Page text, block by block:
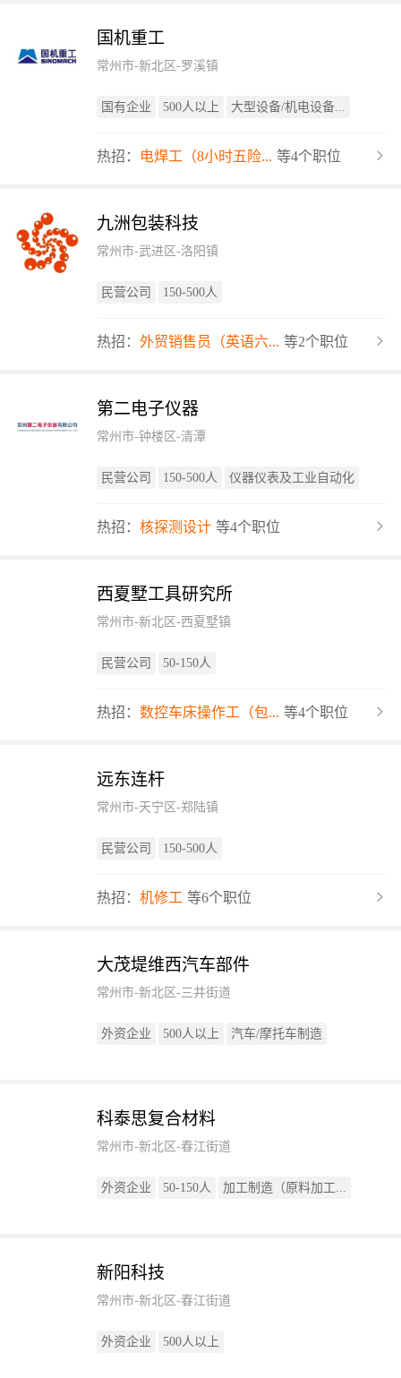
国机重工
常州市-新北区-罗溪镇
国有企业 500人以上 大型设备/机电设备...
热招： 电焊工（8小时五险... 等4个职位
九洲包装科技
常州市-武进区-洛阳镇
民营公司 150-500人
热招： 外贸销售员（英语六... 等2个职位
第二电子仪器
常州市-钟楼区-清潭
民营公司 150-500人 仪器仪表及工业自动化
热招： 核探测设计 等4个职位
西夏墅工具研究所
常州市-新北区-西夏墅镇
民营公司 50-150人
热招： 数控车床操作工（包... 等4个职位
远东连杆
常州市-天宁区-郑陆镇
民营公司 150-500人
热招： 机修工 等6个职位
大茂堤维西汽车部件
常州市-新北区-三井街道
外资企业 500人以上 汽车/摩托车制造
科泰思复合材料
常州市-新北区-春江街道
外资企业 50-150人 加工制造（原料加工...
新阳科技
常州市-新北区-春江街道
外资企业 500人以上